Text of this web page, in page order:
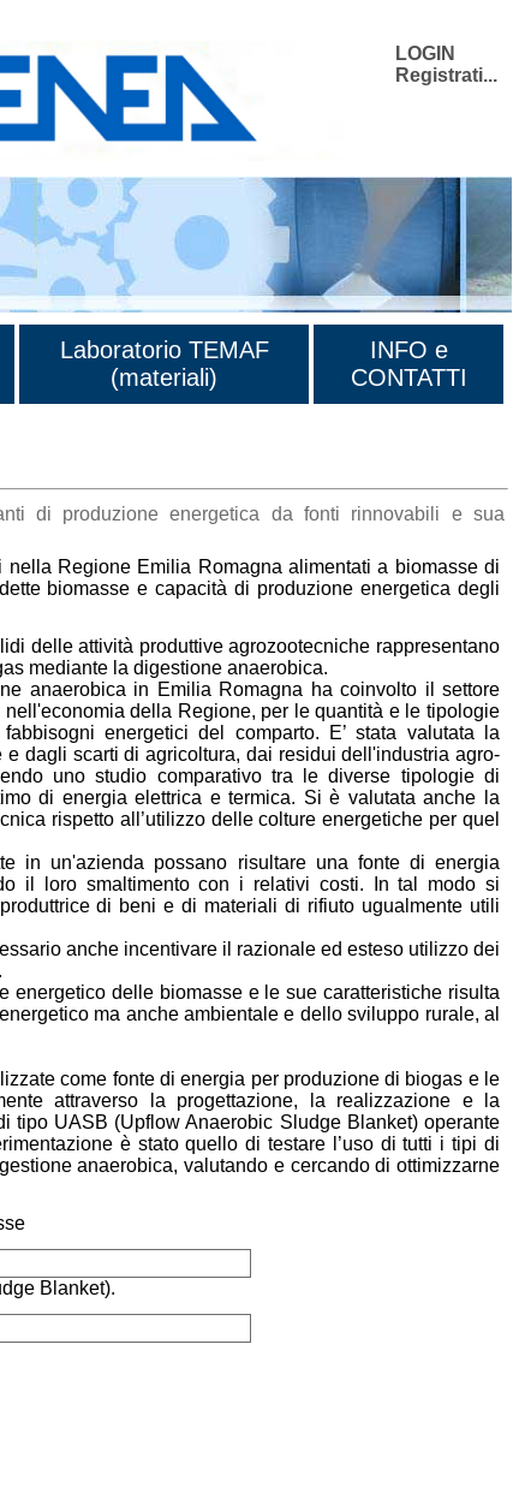
LOGIN
Registrati...
Laboratorio TEMAF
(materiali)
INFO e
CONTATTI
di produzione energetica da fonti rinnovabili e sua
Regione Emilia Romagna alimentati a biomasse di
biomasse e capacità di produzione energetica degli
delle attività produttive agrozootecniche rappresentano
mediante la digestione anaerobica.
anaerobica in Emilia Romagna ha coinvolto il settore
della Regione, per le quantità e le tipologie
energetici del comparto. E’ stata valutata la
dagli scarti di agricoltura, dai residui dell'industria agro-
uno studio comparativo tra le diverse tipologie di
di energia elettrica e termica. Si è valutata anche la
rispetto all’utilizzo delle colture energetiche per quel
in un'azienda possano risultare una fonte di energia
il loro smaltimento con i relativi costi. In tal modo si
di beni e di materiali di rifiuto ugualmente utili
anche incentivare il razionale ed esteso utilizzo dei
energetico delle biomasse e le sue caratteristiche risulta
ma anche ambientale e dello sviluppo rurale, al
come fonte di energia per produzione di biogas e le
attraverso la progettazione, la realizzazione e la
tipo UASB (Upflow Anaerobic Sludge Blanket) operante
è stato quello di testare l’uso di tutti i tipi di
anaerobica, valutando e cercando di ottimizzarne
Blanket).